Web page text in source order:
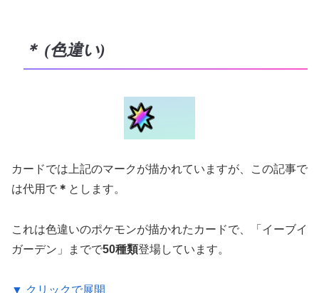
＊ (色違い)
カードでは上記のマークが描かれていますが、この記事で
は代用で ＊ とします。
これは色違いのポケモンが描かれたカードで、「イーブイ
ガーデン」までで50種類登場しています。
▼ クリックで展開